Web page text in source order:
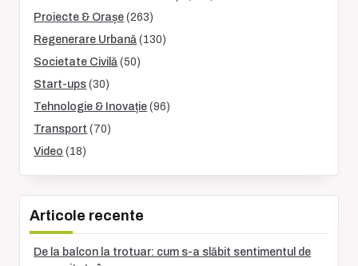
Proiecte & Orașe (263)
Regenerare Urbană (130)
Societate Civilă (50)
Start-ups (30)
Tehnologie & Inovație (96)
Transport (70)
Video (18)
Articole recente
De la balcon la trotuar: cum s-a slăbit sentimentul de